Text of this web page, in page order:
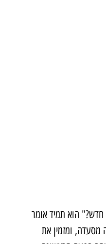
חדש?" הוא תמיד אומר
מסעדה, ומזמין את